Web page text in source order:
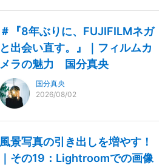
＃『8年ぶりに、FUJIFILMネガ
と出会い直す。』｜フィルムカ
メラの魅力 国分真央
国分真央
2026/08/02
風景写真の引き出しを増やす！
｜その19：Lightroomでの画像